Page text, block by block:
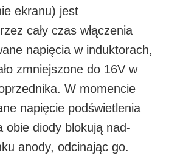
ekranu) jest
cały czas włączenia
napięcia w induktorach,
zmniejszone do 16V w
W momencie
napięcie podświetlenia
obie diody blokują nad-
anody, odcinając go.